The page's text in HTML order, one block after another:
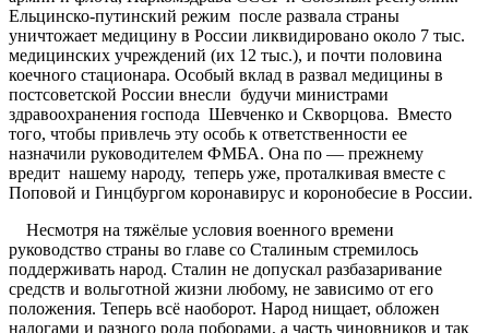
Ельцинско-путинский режим после развала страны
уничтожает медицину в России ликвидировано около 7 тыс.
медицинских учреждений (их 12 тыс.), и почти половина
коечного стационара. Особый вклад в развал медицины в
постсоветской России внесли будучи министрами
здравоохранения господа Шевченко и Скворцова. Вместо
того, чтобы привлечь эту особь к ответственности ее
назначили руководителем ФМБА. Она по — прежнему
вредит нашему народу, теперь уже, проталкивая вместе с
Поповой и Гинцбургом коронавирус и коронобесие в России.
Несмотря на тяжёлые условия военного времени
руководство страны во главе со Сталиным стремилось
поддерживать народ. Сталин не допускал разбазаривание
средств и вольготной жизни любому, не зависимо от его
положения. Теперь всё наоборот. Народ нищает, обложен
налогами и разного рода поборами, а часть чиновников и так